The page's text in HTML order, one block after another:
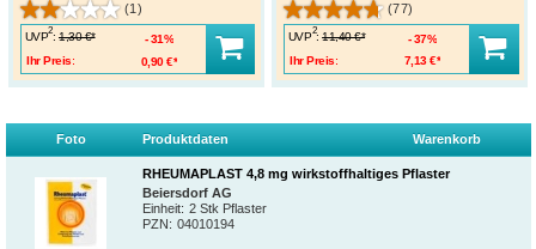
(1)
UVP
2
: 1,30 €*
Ihr Preis:
0,90 €*
31%
(77)
UVP
2
: 11,40 €*
Ihr Preis:
7,13 €*
37%
Foto Produktdaten Warenkorb
RHEUMAPLAST 4,8 mg wirkstoffhaltiges Pflaster
Beiersdorf AG
Einheit: 2 Stk Pflaster
PZN: 04010194